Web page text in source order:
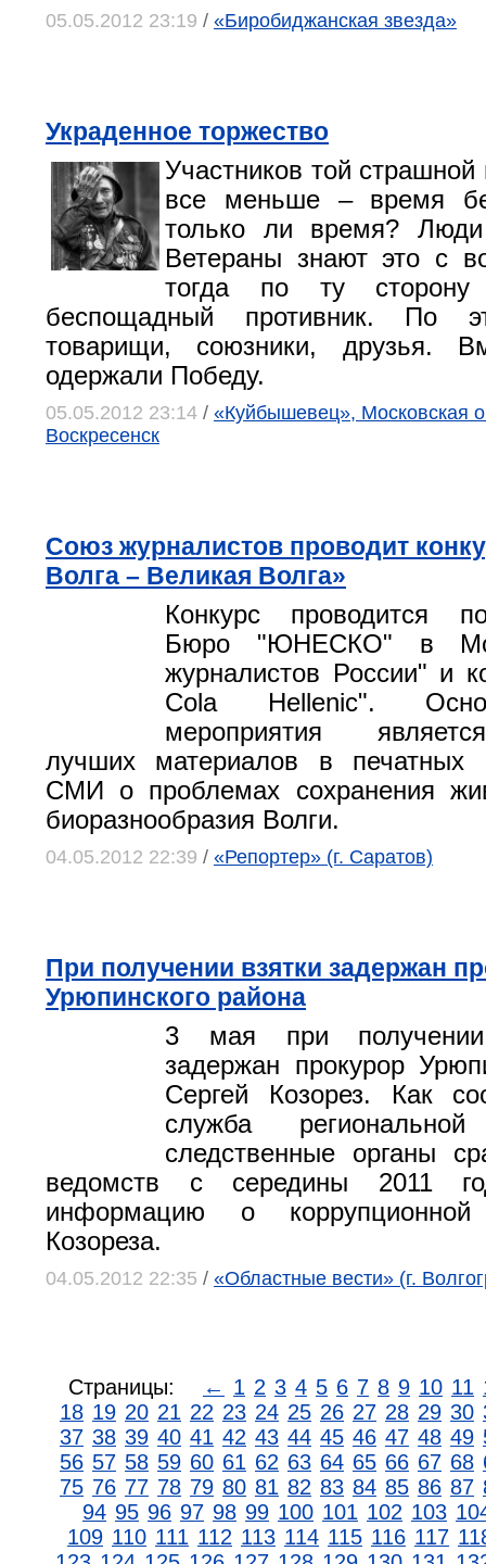
05.05.2012 23:19 / «Биробиджанская звезда»
Украденное торжество
Участников той страшной
все меньше – время
только ли время?
Ветераны знают это с
тогда по ту
беспощадный противник. По
товарищи, союзники, друзья.
одержали Победу.
05.05.2012 23:14 / «Куйбышевец», Московская
Воскресенск
Союз журналистов проводит
Волга – Великая Волга»
Конкурс проводится
Бюро "ЮНЕСКО" в
журналистов России" и
Cola Hellenic".
мероприятия
лучших материалов в печатных
СМИ о проблемах сохранения
биоразнообразия Волги.
04.05.2012 22:39 / «Репортер» (г. Саратов)
При получении взятки задержан
Урюпинского района
3 мая при
задержан прокурор
Сергей Козорез. Как
служба региональной
следственные органы
ведомств с середины 2011
информацию о коррупционной
Козореза.
04.05.2012 22:35 / «Областные вести» (г.
Страницы: ← 1 2 3 4 5 6 7 8 9 10 11
18 19 20 21 22 23 24 25 26 27 28 29 30
37 38 39 40 41 42 43 44 45 46 47 48 49
56 57 58 59 60 61 62 63 64 65 66 67 68
75 76 77 78 79 80 81 82 83 84 85 86 87
94 95 96 97 98 99 100 101 102 103
109 110 111 112 113 114 115 116 117